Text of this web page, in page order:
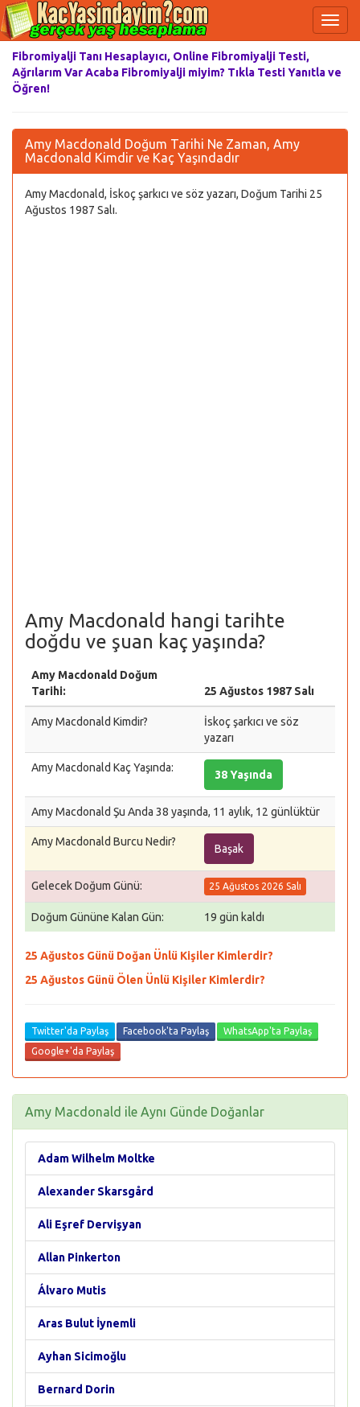
Fibromiyalji Tanı Hesaplayıcı, Online Fibromiyalji Testi,
Ağrılarım Var Acaba Fibromiyalji miyim? Tıkla Testi Yanıtla ve
Öğren!
Amy Macdonald Doğum Tarihi Ne Zaman, Amy
Macdonald Kimdir ve Kaç Yaşındadır
Amy Macdonald, İskoç şarkıcı ve söz yazarı, Doğum Tarihi 25
Ağustos 1987 Salı.
Amy Macdonald hangi tarihte
doğdu ve şuan kaç yaşında?
Amy Macdonald Doğum
Tarihi:
25 Ağustos 1987 Salı
Amy Macdonald Kimdir?
İskoç şarkıcı ve söz
yazarı
Amy Macdonald Kaç Yaşında:
38 Yaşında
Amy Macdonald Şu Anda 38 yaşında, 11 aylık, 12 günlüktür
Amy Macdonald Burcu Nedir?
Başak
Gelecek Doğum Günü: 25 Ağustos 2026 Salı
Doğum Gününe Kalan Gün: 19 gün kaldı
25 Ağustos Günü Doğan Ünlü Kişiler Kimlerdir?
25 Ağustos Günü Ölen Ünlü Kişiler Kimlerdir?
Twitter'da Paylaş Facebook'ta Paylaş
WhatsApp'ta Paylaş
Google+'da Paylaş
Amy Macdonald ile Aynı Günde Doğanlar
Adam Wilhelm Moltke
Alexander Skarsgård
Ali Eşref Dervişyan
Allan Pinkerton
Álvaro Mutis
Aras Bulut İynemli
Ayhan Sicimoğlu
Bernard Dorin